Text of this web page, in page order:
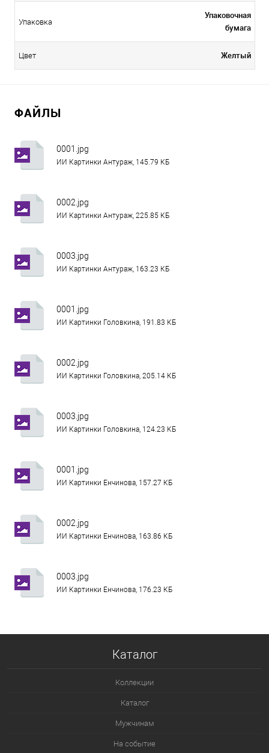
Упаковка
Упаковочная
бумага
Цвет Желтый
ФАЙЛЫ
0001.jpg
ИИ Картинки Антураж, 145.79 КБ
0002.jpg
ИИ Картинки Антураж, 225.85 КБ
0003.jpg
ИИ Картинки Антураж, 163.23 КБ
0001.jpg
ИИ Картинки Головкина, 191.83 КБ
0002.jpg
ИИ Картинки Головкина, 205.14 КБ
0003.jpg
ИИ Картинки Головкина, 124.23 КБ
0001.jpg
ИИ Картинки Енчинова, 157.27 КБ
0002.jpg
ИИ Картинки Енчинова, 163.86 КБ
0003.jpg
ИИ Картинки Енчинова, 176.23 КБ
Каталог
Коллекции
Каталог
Мужчинам
На событие